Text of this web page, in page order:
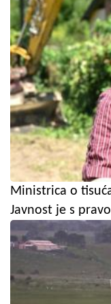
Ministrica o
Javnost je s